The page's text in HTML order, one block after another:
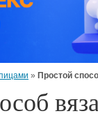
» Простой